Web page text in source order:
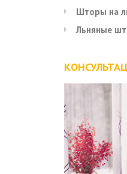
Шторы на
Льняные